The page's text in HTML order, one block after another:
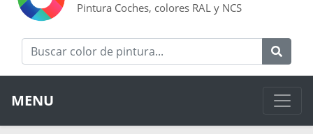
Pintura Coches, colores RAL y NCS
MENU